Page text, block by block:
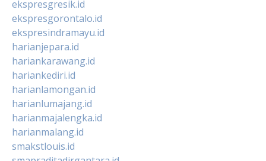
ekspresgresik.id
ekspresgorontalo.id
ekspresindramayu.id
harianjepara.id
hariankarawang.id
hariankediri.id
harianlamongan.id
harianlumajang.id
harianmajalengka.id
harianmalang.id
smakstlouis.id